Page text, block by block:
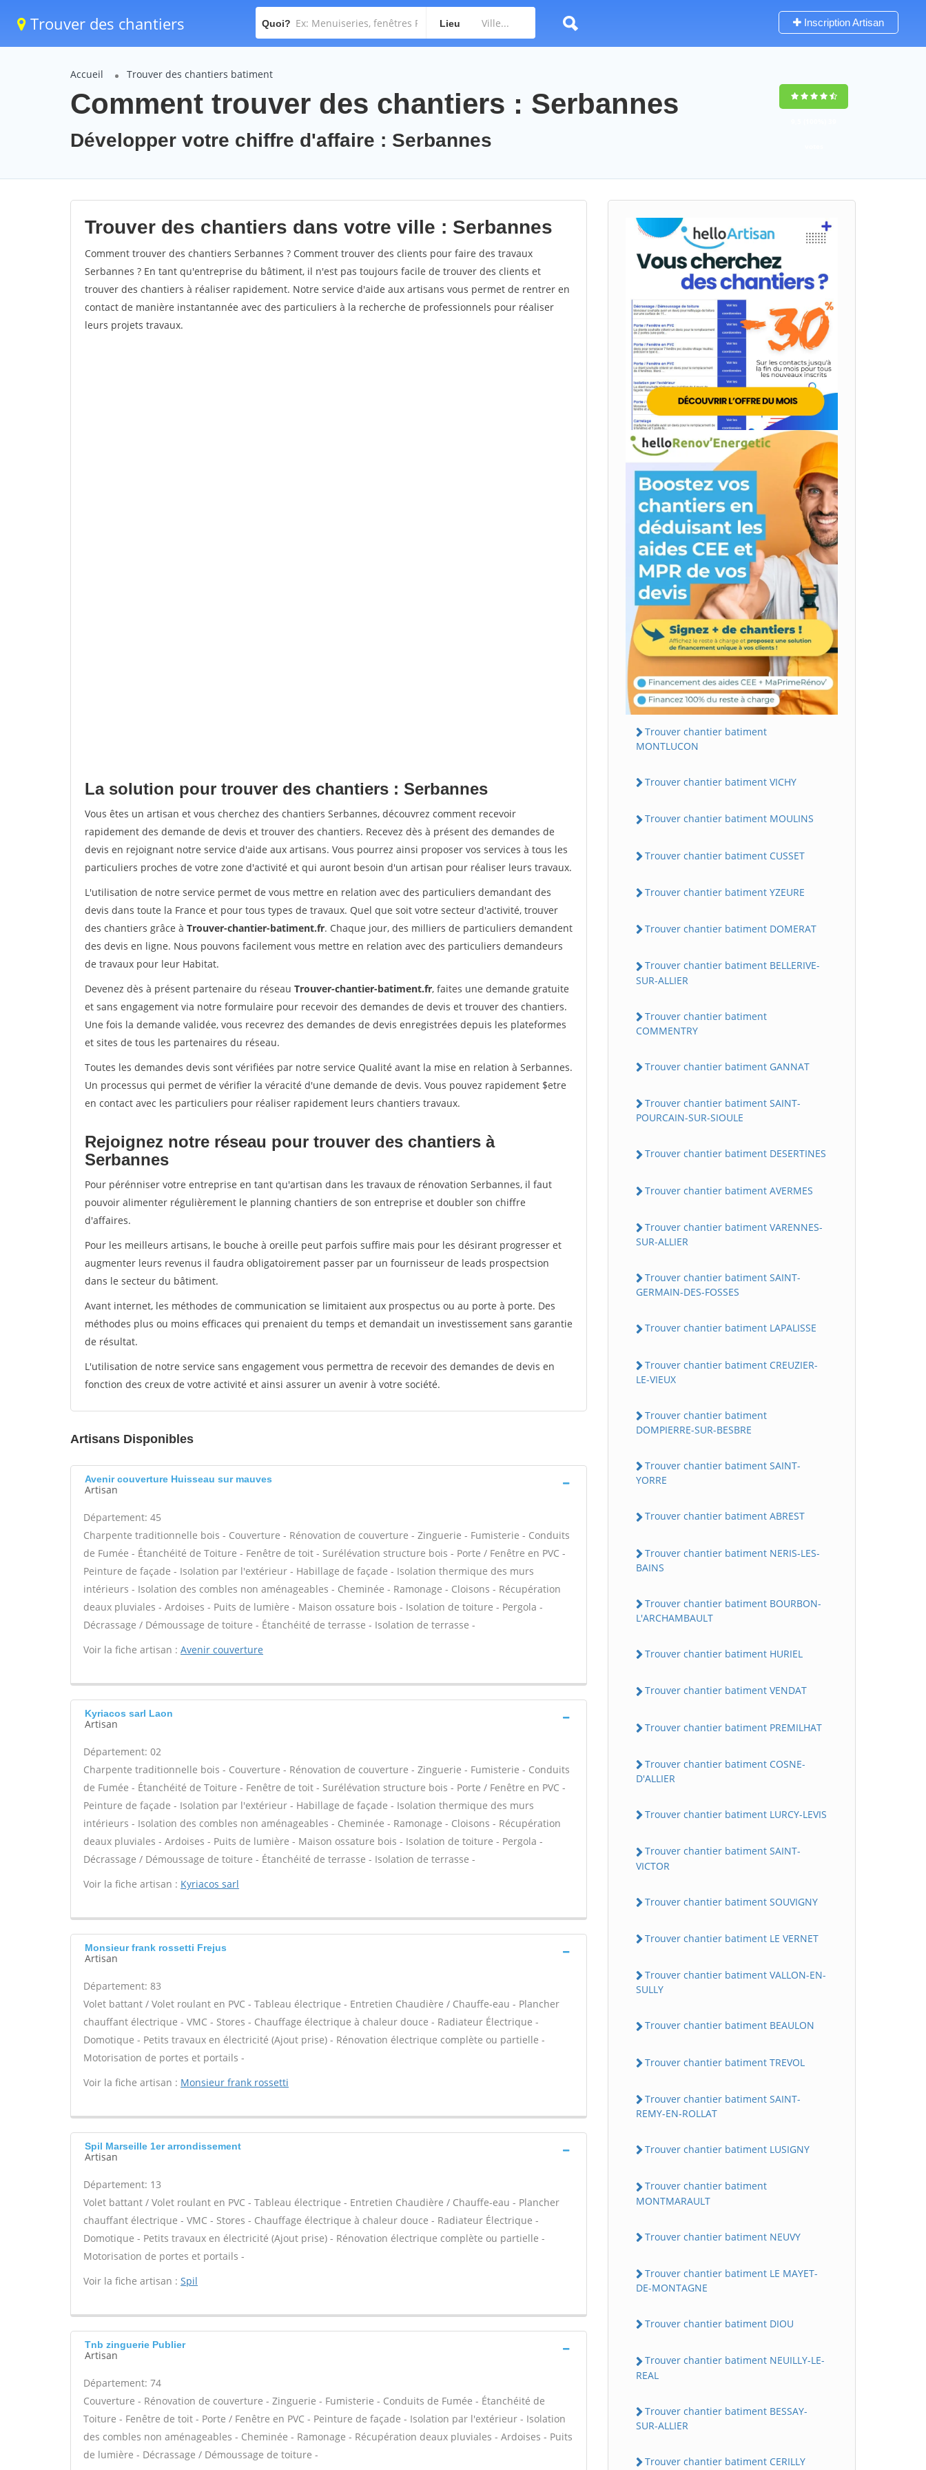
Trouver des chantiers Quoi? Lieu Inscription Artisan
Accueil Trouver des chantiers batiment
Comment trouver des chantiers : Serbannes
Développer votre chiffre d'affaire : Serbannes
Trouver des chantiers dans votre ville : Serbannes
Comment trouver des chantiers Serbannes ? Comment trouver des clients pour faire des travaux
Serbannes ? En tant qu'entreprise du bâtiment, il n'est pas toujours facile de trouver des clients et
trouver des chantiers à réaliser rapidement. Notre service d'aide aux artisans vous permet de rentrer en
contact de manière instantannée avec des particuliers à la recherche de professionnels pour réaliser
leurs projets travaux.
La solution pour trouver des chantiers : Serbannes
Vous êtes un artisan et vous cherchez des chantiers Serbannes, découvrez comment recevoir
rapidement des demande de devis et trouver des chantiers. Recevez dès à présent des demandes de
devis en rejoignant notre service d'aide aux artisans. Vous pourrez ainsi proposer vos services à tous les
particuliers proches de votre zone d'activité et qui auront besoin d'un artisan pour réaliser leurs travaux.
L'utilisation de notre service permet de vous mettre en relation avec des particuliers demandant des
devis dans toute la France et pour tous types de travaux. Quel que soit votre secteur d'activité, trouver
des chantiers grâce à Trouver-chantier-batiment.fr. Chaque jour, des milliers de particuliers demandent
des devis en ligne. Nous pouvons facilement vous mettre en relation avec des particuliers demandeurs
de travaux pour leur Habitat.
Devenez dès à présent partenaire du réseau Trouver-chantier-batiment.fr, faites une demande gratuite
et sans engagement via notre formulaire pour recevoir des demandes de devis et trouver des chantiers.
Une fois la demande validée, vous recevrez des demandes de devis enregistrées depuis les plateformes
et sites de tous les partenaires du réseau.
Toutes les demandes devis sont vérifiées par notre service Qualité avant la mise en relation à Serbannes.
Un processus qui permet de vérifier la véracité d'une demande de devis. Vous pouvez rapidement $etre
en contact avec les particuliers pour réaliser rapidement leurs chantiers travaux.
Rejoignez notre réseau pour trouver des chantiers à
Serbannes
Pour pérénniser votre entreprise en tant qu'artisan dans les travaux de rénovation Serbannes, il faut
pouvoir alimenter régulièrement le planning chantiers de son entreprise et doubler son chiffre
d'affaires.
Pour les meilleurs artisans, le bouche à oreille peut parfois suffire mais pour les désirant progresser et
augmenter leurs revenus il faudra obligatoirement passer par un fournisseur de leads prospectsion
dans le secteur du bâtiment.
Avant internet, les méthodes de communication se limitaient aux prospectus ou au porte à porte. Des
méthodes plus ou moins efficaces qui prenaient du temps et demandait un investissement sans garantie
de résultat.
L'utilisation de notre service sans engagement vous permettra de recevoir des demandes de devis en
fonction des creux de votre activité et ainsi assurer un avenir à votre société.
Artisans Disponibles
Avenir couverture Huisseau sur mauves
Artisan
Département: 45
Charpente traditionnelle bois - Couverture - Rénovation de couverture - Zinguerie - Fumisterie - Conduits
de Fumée - Étanchéité de Toiture - Fenêtre de toit - Surélévation structure bois - Porte / Fenêtre en PVC -
Peinture de façade - Isolation par l'extérieur - Habillage de façade - Isolation thermique des murs
intérieurs - Isolation des combles non aménageables - Cheminée - Ramonage - Cloisons - Récupération
deaux pluviales - Ardoises - Puits de lumière - Maison ossature bois - Isolation de toiture - Pergola -
Décrassage / Démoussage de toiture - Étanchéité de terrasse - Isolation de terrasse -
Voir la fiche artisan : Avenir couverture
Kyriacos sarl Laon
Artisan
Département: 02
Charpente traditionnelle bois - Couverture - Rénovation de couverture - Zinguerie - Fumisterie - Conduits
de Fumée - Étanchéité de Toiture - Fenêtre de toit - Surélévation structure bois - Porte / Fenêtre en PVC -
Peinture de façade - Isolation par l'extérieur - Habillage de façade - Isolation thermique des murs
intérieurs - Isolation des combles non aménageables - Cheminée - Ramonage - Cloisons - Récupération
deaux pluviales - Ardoises - Puits de lumière - Maison ossature bois - Isolation de toiture - Pergola -
Décrassage / Démoussage de toiture - Étanchéité de terrasse - Isolation de terrasse -
Voir la fiche artisan : Kyriacos sarl
Monsieur frank rossetti Frejus
Artisan
Département: 83
Volet battant / Volet roulant en PVC - Tableau électrique - Entretien Chaudière / Chauffe-eau - Plancher
chauffant électrique - VMC - Stores - Chauffage électrique à chaleur douce - Radiateur Électrique -
Domotique - Petits travaux en électricité (Ajout prise) - Rénovation électrique complète ou partielle -
Motorisation de portes et portails -
Voir la fiche artisan : Monsieur frank rossetti
Spil Marseille 1er arrondissement
Artisan
Département: 13
Volet battant / Volet roulant en PVC - Tableau électrique - Entretien Chaudière / Chauffe-eau - Plancher
chauffant électrique - VMC - Stores - Chauffage électrique à chaleur douce - Radiateur Électrique -
Domotique - Petits travaux en électricité (Ajout prise) - Rénovation électrique complète ou partielle -
Motorisation de portes et portails -
Voir la fiche artisan : Spil
Tnb zinguerie Publier
Artisan
Département: 74
Couverture - Rénovation de couverture - Zinguerie - Fumisterie - Conduits de Fumée - Étanchéité de
Toiture - Fenêtre de toit - Porte / Fenêtre en PVC - Peinture de façade - Isolation par l'extérieur - Isolation
des combles non aménageables - Cheminée - Ramonage - Récupération deaux pluviales - Ardoises - Puits
de lumière - Décrassage / Démoussage de toiture -
Trouver chantier batiment
MONTLUCON
Trouver chantier batiment VICHY
Trouver chantier batiment MOULINS
Trouver chantier batiment CUSSET
Trouver chantier batiment YZEURE
Trouver chantier batiment DOMERAT
Trouver chantier batiment BELLERIVE-
SUR-ALLIER
Trouver chantier batiment
COMMENTRY
Trouver chantier batiment GANNAT
Trouver chantier batiment SAINT-
POURCAIN-SUR-SIOULE
Trouver chantier batiment DESERTINES
Trouver chantier batiment AVERMES
Trouver chantier batiment VARENNES-
SUR-ALLIER
Trouver chantier batiment SAINT-
GERMAIN-DES-FOSSES
Trouver chantier batiment LAPALISSE
Trouver chantier batiment CREUZIER-
LE-VIEUX
Trouver chantier batiment
DOMPIERRE-SUR-BESBRE
Trouver chantier batiment SAINT-
YORRE
Trouver chantier batiment ABREST
Trouver chantier batiment NERIS-LES-
BAINS
Trouver chantier batiment BOURBON-
L'ARCHAMBAULT
Trouver chantier batiment HURIEL
Trouver chantier batiment VENDAT
Trouver chantier batiment PREMILHAT
Trouver chantier batiment COSNE-
D'ALLIER
Trouver chantier batiment LURCY-LEVIS
Trouver chantier batiment SAINT-
VICTOR
Trouver chantier batiment SOUVIGNY
Trouver chantier batiment LE VERNET
Trouver chantier batiment VALLON-EN-
SULLY
Trouver chantier batiment BEAULON
Trouver chantier batiment TREVOL
Trouver chantier batiment SAINT-
REMY-EN-ROLLAT
Trouver chantier batiment LUSIGNY
Trouver chantier batiment
MONTMARAULT
Trouver chantier batiment NEUVY
Trouver chantier batiment LE MAYET-
DE-MONTAGNE
Trouver chantier batiment DIOU
Trouver chantier batiment NEUILLY-LE-
REAL
Trouver chantier batiment BESSAY-
SUR-ALLIER
Trouver chantier batiment CERILLY